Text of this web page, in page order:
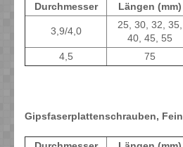
Durchmesser Längen (mm)
3,9/4,0
25, 30, 32, 35,
40, 45, 55
4,5 75
Gipsfaserplattenschrauben,